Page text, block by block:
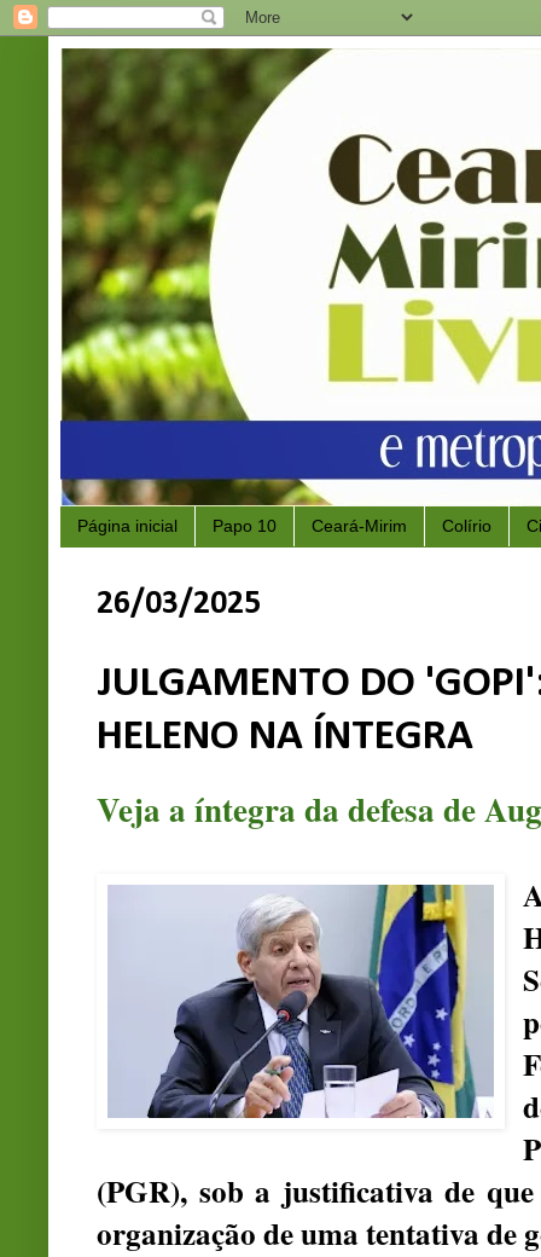
Página inicial Papo 10 Ceará-Mirim Colírio
26/03/2025
JULGAMENTO DO
HELENO NA ÍNTEGRA
Veja a íntegra da defesa de
(PGR), sob a justificativa de
organização de uma tentativa de